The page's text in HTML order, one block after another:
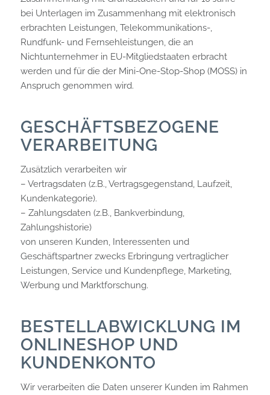
bei Unterlagen im Zusammenhang mit elektronisch
erbrachten Leistungen, Telekommunikations-,
Rundfunk- und Fernsehleistungen, die an
Nichtunternehmer in EU-Mitgliedstaaten erbracht
werden und für die der Mini-One-Stop-Shop (MOSS) in
Anspruch genommen wird.
GESCHÄFTSBEZOGENE
VERARBEITUNG
Zusätzlich verarbeiten wir
– Vertragsdaten (z.B., Vertragsgegenstand, Laufzeit,
Kundenkategorie).
– Zahlungsdaten (z.B., Bankverbindung,
Zahlungshistorie)
von unseren Kunden, Interessenten und
Geschäftspartner zwecks Erbringung vertraglicher
Leistungen, Service und Kundenpflege, Marketing,
Werbung und Marktforschung.
BESTELLABWICKLUNG IM
ONLINESHOP UND
KUNDENKONTO
Wir verarbeiten die Daten unserer Kunden im Rahmen